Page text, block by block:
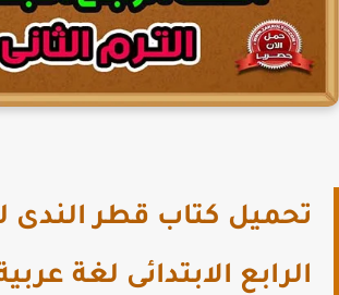
تحميل كتاب قطر الندى
الرابع الابتدائى لغة عربية